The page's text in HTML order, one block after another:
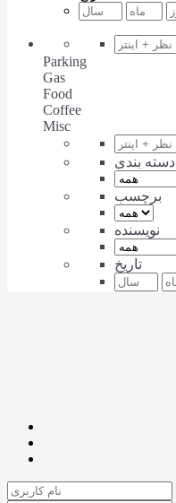
Parking
Gas
Food
Coffee
Misc
دسته بندی
برچسب
نویسنده
تاریخ